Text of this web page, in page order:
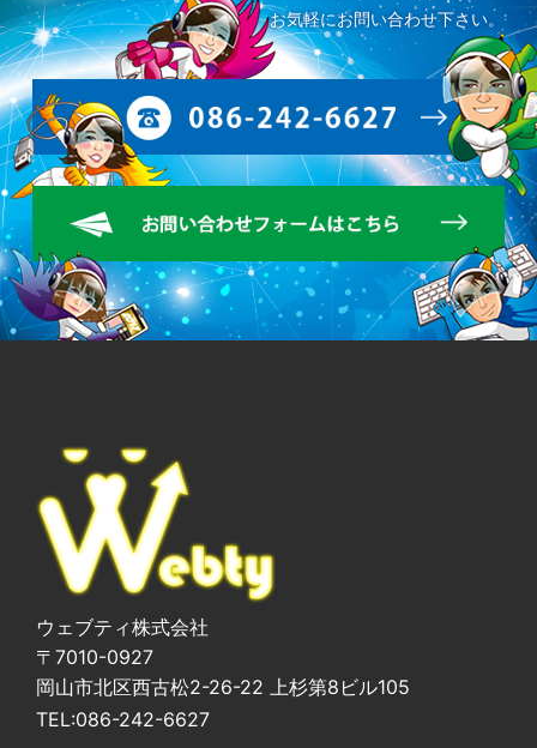
お気軽にお問い合わせ下さい。
ウェブティ株式会社
〒7010-0927
岡山市北区西古松2-26-22 上杉第8ビル105
TEL:086-242-6627